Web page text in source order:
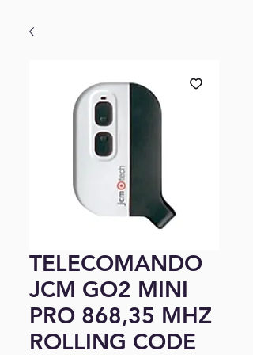
TELECOMANDO
JCM GO2 MINI
PRO 868,35 MHZ
ROLLING CODE